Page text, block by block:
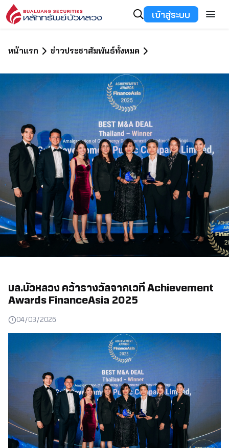
เข้าสู่ระบบ
หน้าแรก ข่าวประชาสัมพันธ์ทั้งหมด
บล.บัวหลวง คว้ารางวัลจากเวที Achievement
Awards FinanceAsia 2025
04/03/2026